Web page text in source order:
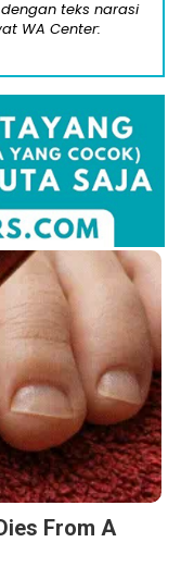
teks narasi
WA Center:
From A